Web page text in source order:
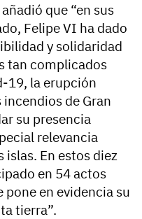
que “en sus
Felipe VI ha dado
y solidaridad
tan complicados
19, la erupción
de Gran
su presencia
relevancia
En estos diez
en 54 actos
pone en evidencia su
tierra”.